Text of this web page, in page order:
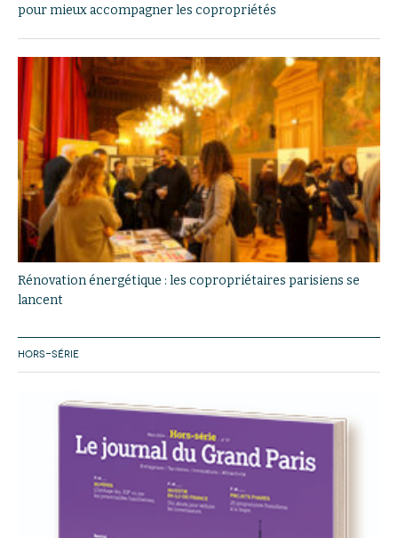
pour mieux accompagner les copropriétés
Rénovation énergétique : les copropriétaires parisiens se
lancent
HORS-SÉRIE